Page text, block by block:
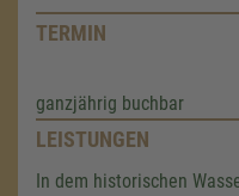
TERMIN
ganzjährig buchbar
LEISTUNGEN
In dem historischen